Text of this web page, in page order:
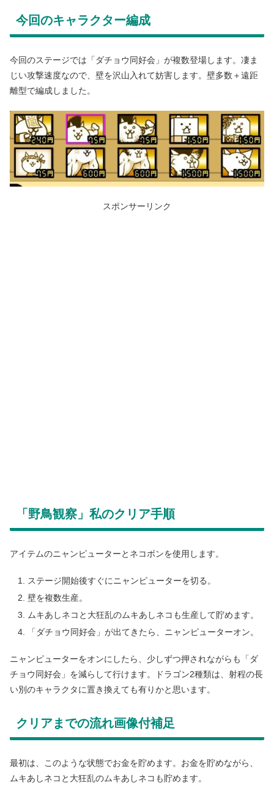
今回のキャラクター編成
今回のステージでは「ダチョウ同好会」が複数登場します。凄ま
じい攻撃速度なので、壁を沢山入れて妨害します。壁多数＋遠距
離型で編成しました。
スポンサーリンク
「野鳥観察」私のクリア手順
アイテムのニャンピューターとネコボンを使用します。
ステージ開始後すぐにニャンピューターを切る。
壁を複数生産。
ムキあしネコと大狂乱のムキあしネコも生産して貯めます。
「ダチョウ同好会」が出てきたら、ニャンピューターオン。
ニャンピューターをオンにしたら、少しずつ押されながらも「ダ
チョウ同好会」を減らして行けます。ドラゴン2種類は、射程の長
い別のキャラクタに置き換えても有りかと思います。
クリアまでの流れ画像付補足
最初は、このような状態でお金を貯めます。お金を貯めながら、
ムキあしネコと大狂乱のムキあしネコも貯めます。